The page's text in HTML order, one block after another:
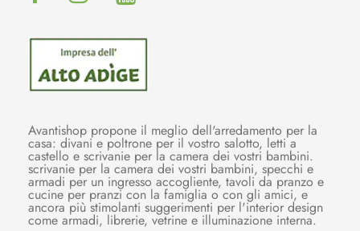
Avantishop propone il meglio dell'arredamento per la
casa: divani e poltrone per il vostro salotto, letti a
castello e scrivanie per la camera dei vostri bambini.
scrivanie per la camera dei vostri bambini, specchi e
armadi per un ingresso accogliente, tavoli da pranzo e
cucine per pranzi con la famiglia o con gli amici, e
ancora più stimolanti suggerimenti per l'interior design
come armadi, librerie, vetrine e illuminazione interna.